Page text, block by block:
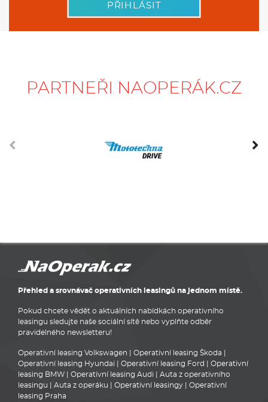
PŘIHLÁSIT
PARTNEŘI NAOPERÁK.CZ
Přehled a srovnávač operativních leasingů na jednom místě.
Pokud chcete vědět o aktuálních nabídkách operativního
leasingu sledujte naše sociální sítě nebo vyplňte odběr
pravidelného newsletteru!
Operativní leasing Volkswagen Operativní leasing Škoda
Operativní leasing Hyundai
Operativní leasing Ford
Operativní
leasing BMW
Operativní leasing Audi
Auta z operativního
leasingu
Auta z operáku Operativní leasingy
Operativní
leasing Praha